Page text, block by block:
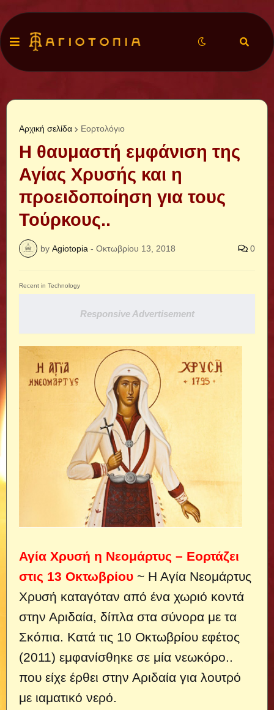
Αρχική σελίδα Εορτολόγιο
Η θαυμαστή εμφάνιση της
Αγίας Χρυσής και η
προειδοποίηση για τους
Τούρκους..
by Agiotopia - Οκτωβρίου 13, 2018 0
Recent in Technology
Responsive Advertisement
Αγία Χρυσή η Νεομάρτυς – Εορτάζει
στις 13 Οκτωβρίου ~ Η Αγία Νεομάρτυς
Χρυσή καταγόταν από ένα χωριό κοντά
στην Αριδαία, δίπλα στα σύνορα με τα
Σκόπια. Κατά τις 10 Οκτωβρίου εφέτος
(2011) εμφανίσθηκε σε μία νεωκόρο..
που είχε έρθει στην Αριδαία για λουτρό
με ιαματικό νερό.